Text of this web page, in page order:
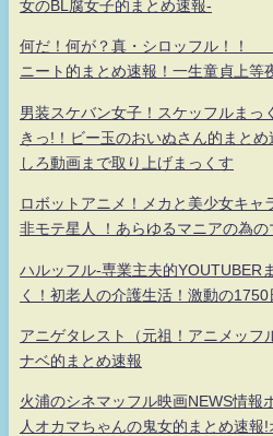
女のBL腐女子的まとめ速報-
何だ！何が？真・シロッフル！
ニート的まとめ速報！一生童貞上等
男装スケバン女子！スケッフルまっ
きっ!！ビー玉のおいぬさん的まと
しろ動画まで取り上げまっくす
ロボットアニメ！メカと美少女キャ
非モテ星人 ！あらゆるマニアの為の
ハルッフル-専業主夫的YOUTUBER
く！初老人の介護生活！激動の1750
アニゲタレスト（元祖！アニメッ
ナベ的まとめ速報
火浦のシネマッフル映画NEWS情報
人オカマちゃんの鬼女的まとめ速報